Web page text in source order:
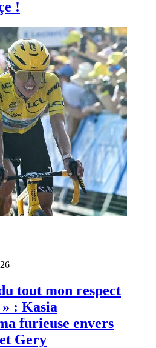
!
tout mon respect
: Kasia
furieuse envers
Gery